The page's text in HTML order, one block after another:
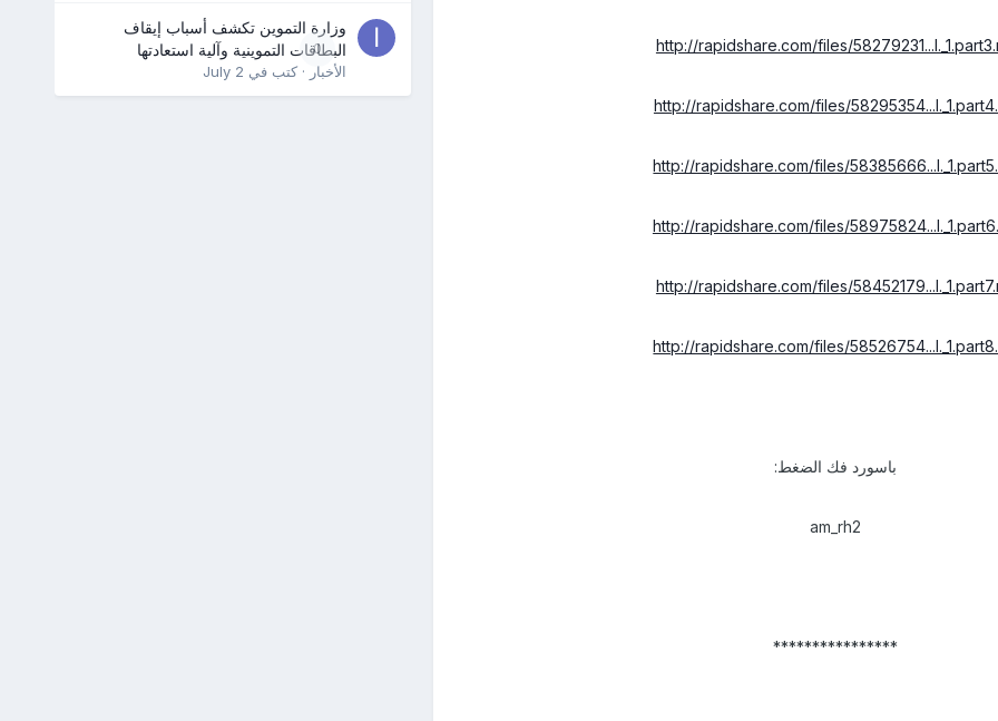
http://rapidshare.com/files/
http://rapidshare.com/files/
http://rapidshare.com/files/
http://rapidshare.com/files/
http://rapidshare.com/files/
http://rapidshare.com/files/
باسورد فك الضغط:
am_rh2
****************
0
وزارة التموين تكشف أسباب إيقاف
البطاقات التموينية وآلية استعادتها
الأخبار · كتب في July 2